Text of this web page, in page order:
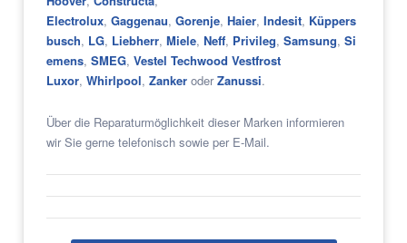
Electrolux, Gaggenau, Gorenje, Haier, Indesit, Küppers
busch, LG, Liebherr, Miele, Neff, Privileg, Samsung, Si
emens, SMEG, Vestel Techwood Vestfrost
Luxor, Whirlpool, Zanker oderZanussi.
Über die Reparaturmöglichkeit dieser Marken informieren
wir Sie gerne telefonisch sowie per E-Mail.